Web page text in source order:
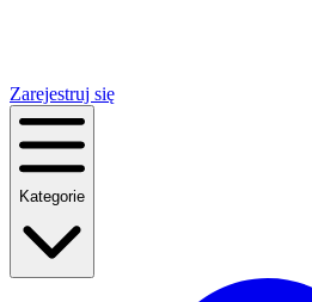
Zarejestruj się
Kategorie